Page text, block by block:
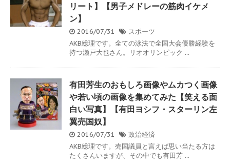
リート】【男子メドレーの筋肉イケメ
ン】
2016/07/31
スポーツ
AKB総理です。全ての泳法で全国大会優勝経験を
持つ瀬戸大也さん。リオオリンピック ...
有田芳生のおもしろ画像やムカつく画像
や若い頃の画像を集めてみた【笑える面
白い写真】【有田ヨシフ・スターリン左
翼売国奴】
2016/07/31
政治経済
AKB総理です。売国議員と言えば思い当たる方は
たくさんいますが、その中でも有田芳 ...